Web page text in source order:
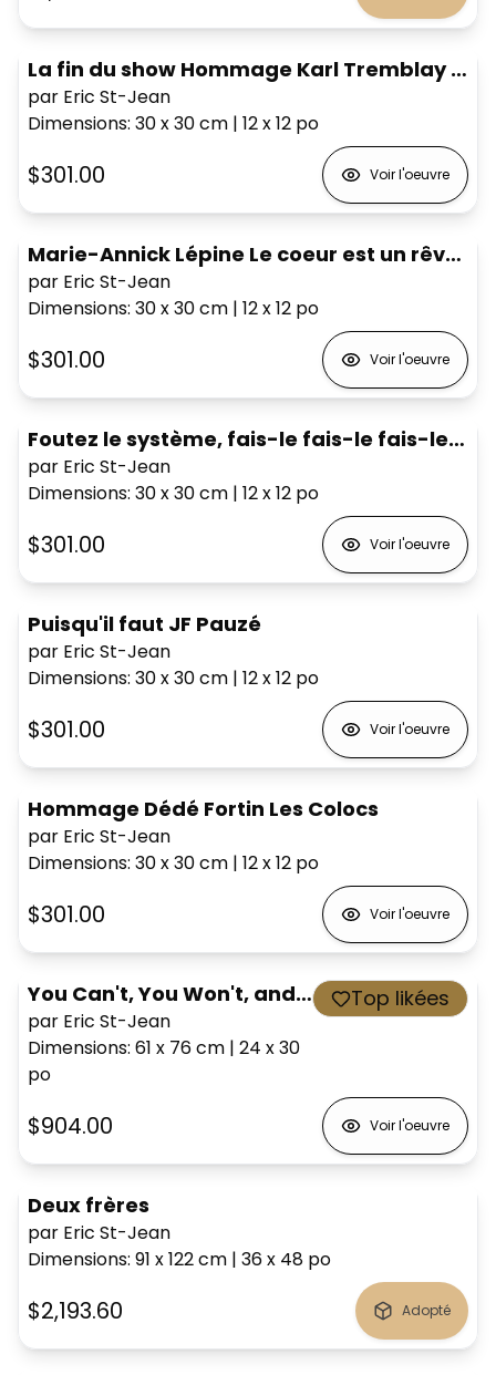
La fin du show Hommage Karl Tremblay #6
par Eric St-Jean
Dimensions: 30 x 30cm | 12 x 12 po
$301.00 Voir l'oeuvre
Marie-Annick Lépine Le coeur est un rêveur
par Eric St-Jean
Dimensions: 30 x 30cm | 12 x 12 po
$301.00 Voir l'oeuvre
Foutez le système, fais-le fais-le fais-le fais-le OUI! Jean Leloup
par Eric St-Jean
Dimensions: 30 x 30cm | 12 x 12 po
$301.00 Voir l'oeuvre
Puisqu'il faut JF Pauzé
par Eric St-Jean
Dimensions: 30 x 30cm | 12 x 12 po
$301.00 Voir l'oeuvre
Hommage Dédé Fortin Les Colocs
par Eric St-Jean
Dimensions: 30 x 30cm | 12 x 12 po
$301.00 Voir l'oeuvre
You Can't, You Won't, and You Don't Stop
par Eric St-Jean
Dimensions: 61 x 76cm | 24 x 30
po
Top likées
$904.00 Voir l'oeuvre
Deux frères
par Eric St-Jean
Dimensions: 91 x 122cm | 36 x 48 po
$2,193.60 Adopté